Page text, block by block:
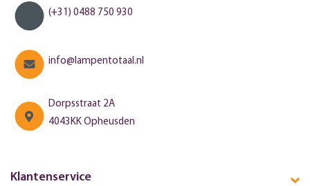
(+31) 0488 750 930
info@lampentotaal.nl
Dorpsstraat 2A
4043KK Opheusden
Klantenservice